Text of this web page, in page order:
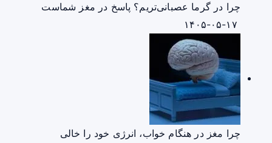
چرا در گرما عصبانی‌تریم؟ پاسخ در مغز شماست
چرا مغز در هنگام خواب، انرژی خود را خالی